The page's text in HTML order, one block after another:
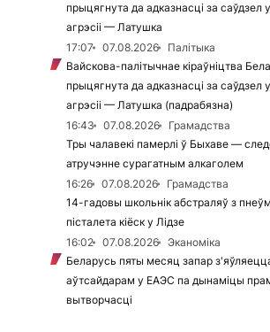
прыцягнута да адказнасці за саўдзел
агрэсіі — Латушка
17:07
07.08.2026
Палітыка
Вайскова-палітычнае кіраўніцтва
прыцягнута да адказнасці за саўдзел
агрэсіі — Латушка (падрабязна)
16:43
07.08.2026
Грамадства
Тры чалавекі памерлі ў Быхаве —
атручэнне сурагатным алкаголем
16:26
07.08.2026
Грамадства
14-гадовы школьнік абстраляў з
пісталета кіёск у Лідзе
16:02
07.08.2026
Эканоміка
Беларусь пяты месяц запар
аўтсайдарам у ЕАЭС па дынаміцы
вытворчасці